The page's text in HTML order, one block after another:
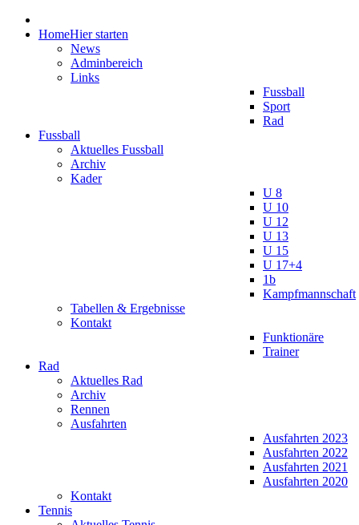
HomeHier starten
News
Adminbereich
Links
Fussball
Sport
Rad
Fussball
Aktuelles Fussball
Archiv
Kader
U 8
U 10
U 12
U 13
U 15
U 17+4
1b
Kampfmannschaft
Tabellen & Ergebnisse
Kontakt
Funktionäre
Trainer
Rad
Aktuelles Rad
Archiv
Rennen
Ausfahrten
Ausfahrten 2023
Ausfahrten 2022
Ausfahrten 2021
Ausfahrten 2020
Kontakt
Tennis